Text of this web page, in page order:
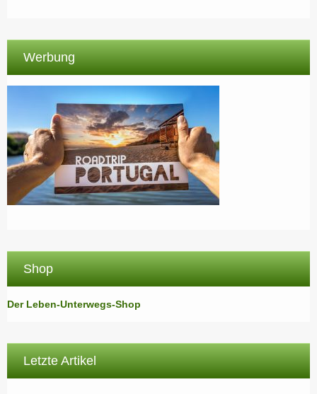
Werbung
Shop
Der Leben-Unterwegs-Shop
Letzte Artikel